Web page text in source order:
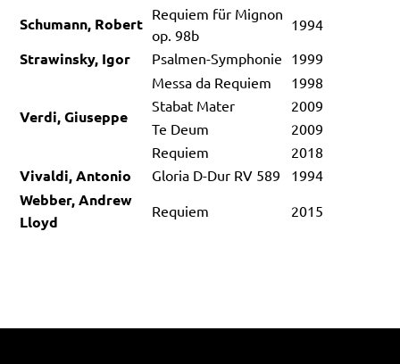
Schumann, Robert
Requiem für Mignon
op. 98b
1994
Strawinsky, Igor Psalmen-Symphonie 1999
Verdi, Giuseppe
Messa da Requiem
1998
Stabat Mater
2009
Te Deum
2009
Requiem
2018
Vivaldi, Antonio Gloria D-Dur RV 589 1994
Webber, Andrew
Lloyd
Requiem 2015